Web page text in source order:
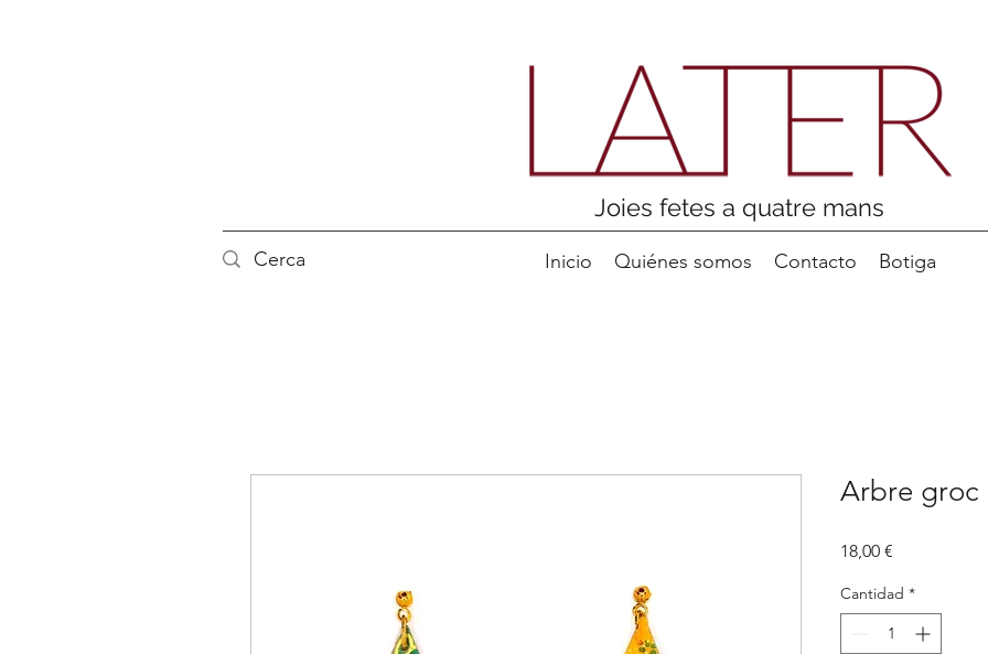
Joies fetes a quatre mans
Inicio Quiénes somos Contacto Botiga
Arbre groc
18,00 €
Cantidad *